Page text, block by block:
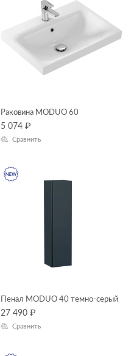
Раковина MODUO 60
5 074 ₽
Сравнить
Пенал MODUO 40 темно-серый
27 490 ₽
Сравнить